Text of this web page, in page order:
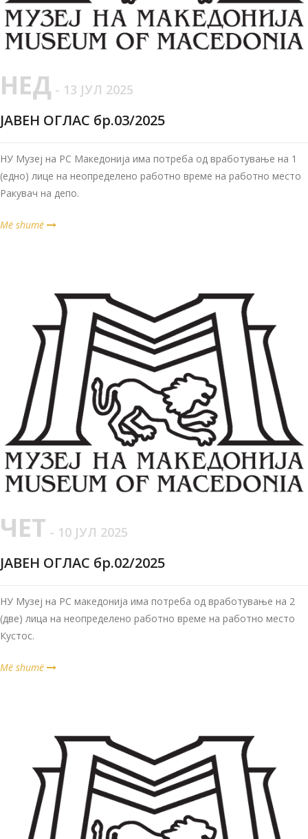
НЕД - 13 ЈУЛ 2025
ЈАВЕН ОГЛАС бр.03/2025
НУ Музеј на РС Македонија има потреба од вработување на 1
(едно) лице на неопределено работно време на работно место
Ракувач на депо.
Më shumë
ЧЕТ - 10 ЈУЛ 2025
ЈАВЕН ОГЛАС бр.02/2025
НУ Музеј на РС македонија има потреба од вработување на 2
(две) лица на неопределено работно време на работно место
Кустос.
Më shumë